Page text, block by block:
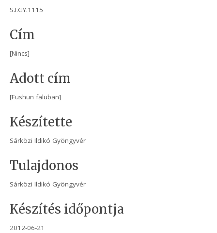
S.I.GY.1115
Cím
[Nincs]
Adott cím
[Fushun faluban]
Készítette
Sárközi Ildikó Gyöngyvér
Tulajdonos
Sárközi Ildikó Gyöngyvér
Készítés időpontja
2012-06-21